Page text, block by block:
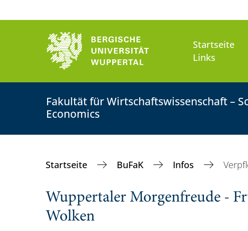
Startseite
Links
Fakultät für Wirtschaftswissenschaft –
Economics
Startseite BuFaK Infos
Wuppertaler Morgenfreude -
Wolken